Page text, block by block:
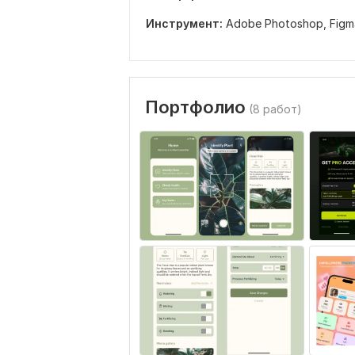
Инструмент: Adobe Photoshop,
Портфолио (8 работ)